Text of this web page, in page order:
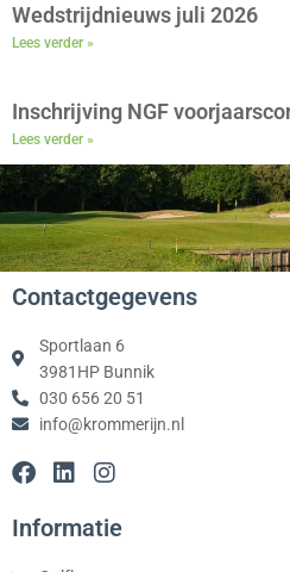
Wedstrijdnieuws juli 2026
Lees verder »
Inschrijving NGF
Lees verder »
Contactgegevens
Sportlaan 6
3981HP Bunnik
030 656 20 51
info@krommerijn.nl
F
c
e
L
n
k
I
s
t
Informatie